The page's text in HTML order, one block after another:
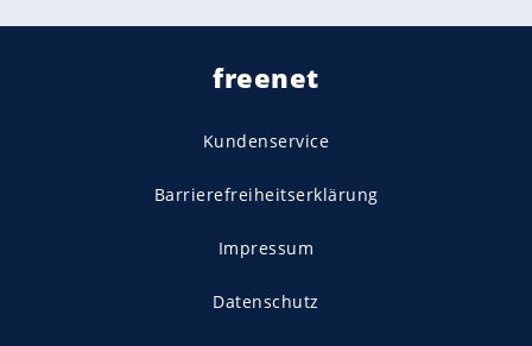
freenet
Kundenservice
Barrierefreiheitserklärung
Impressum
Datenschutz